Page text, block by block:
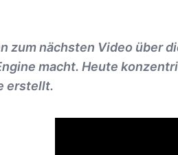
zum nächsten Video über
macht. Heute
erstellt.